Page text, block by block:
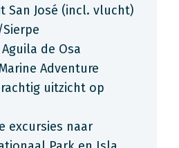
San José (incl. vlucht)
de Osa
Adventure
uitzicht op
excursies naar